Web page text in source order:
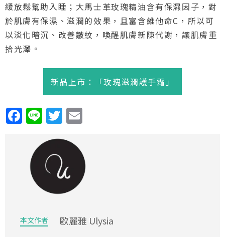
緩放鬆幫助入睡；大馬士革玫瑰精油含有保濕因子，對
於肌膚有保濕、滋潤的效果，且富含維他命C，所以可
以淡化暗沉、改善皺紋，喚醒肌膚新陳代謝，讓肌膚重
拾光澤。
新品上市：「玫瑰滋潤護手霜」
本文作者 歐麗雅 Ulysia